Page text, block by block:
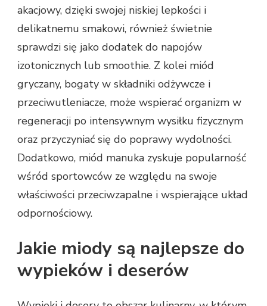
akacjowy, dzięki swojej niskiej lepkości i
delikatnemu smakowi, również świetnie
sprawdzi się jako dodatek do napojów
izotonicznych lub smoothie. Z kolei miód
gryczany, bogaty w składniki odżywcze i
przeciwutleniacze, może wspierać organizm w
regeneracji po intensywnym wysiłku fizycznym
oraz przyczyniać się do poprawy wydolności.
Dodatkowo, miód manuka zyskuje popularność
wśród sportowców ze względu na swoje
właściwości przeciwzapalne i wspierające układ
odpornościowy.
Jakie miody są najlepsze do
wypieków i deserów